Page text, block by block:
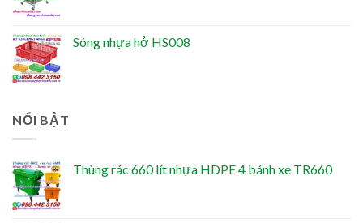
Sóng nhựa hở HS008
NỔI BẬT
Thùng rác 660 lít nhựa HDPE 4 bánh xe TR660